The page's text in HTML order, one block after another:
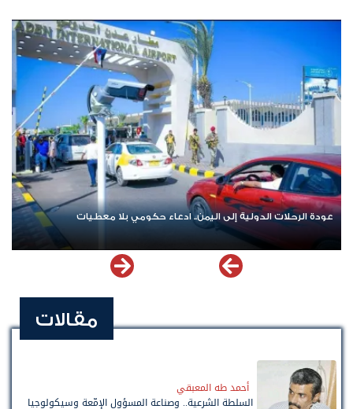
عودة الرحلات الدولية إلى اليمن.. ادعاء حكومي بلا معطيات
مقالات
أحمد طه المعبقي
السلطة الشرعية.. وصناعة المسؤول الإمّعة وسيكولوجيا